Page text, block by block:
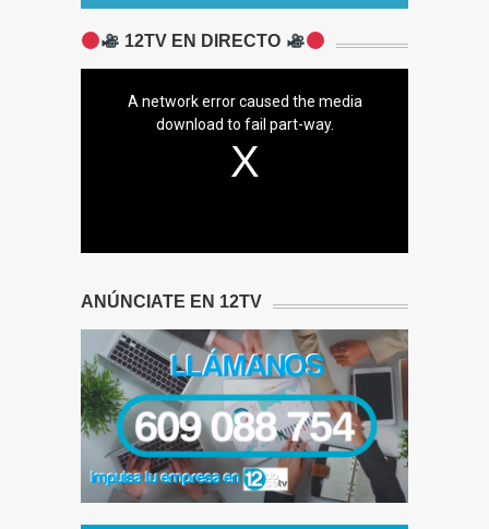
12TV EN DIRECTO
A network error caused the media
download to fail part-way.
ANÚNCIATE EN 12TV